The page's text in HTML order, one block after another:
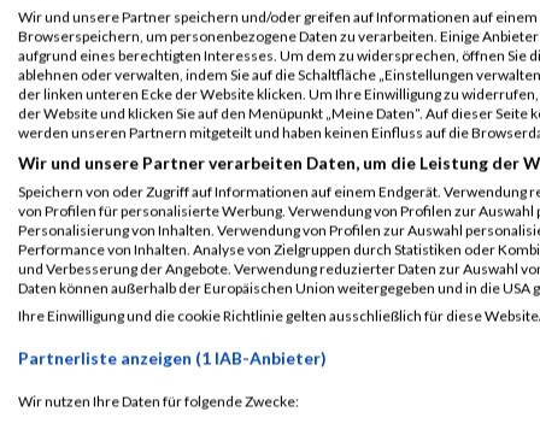
7889
Stephan Ströher
7937
Lisa-Marie Heissel
8114
Meike Rath
8232
Simon Von Der Kuhlen
8015
Jan Kuropka
8150
Armin Scheid
8026
Michaela Lehmann
7932
Monika Heiling
7906
Andreas Robeller
8068
Satu
Wir und unsere Partner speichern und/oder greifen auf Informationen auf einem
Browserspeichern, um personenbezogene Daten zu verarbeiten. Einige
aufgrund eines berechtigten Interesses. Um dem zu widersprechen, öffnen Sie
ablehnen oder verwalten, indem Sie auf die Schaltfläche „Einstellungen
der linken unteren Ecke der Website klicken. Um Ihre Einwilligung zu
der Website und klicken Sie auf den Menüpunkt „Meine Daten“. Auf dieser
werden unseren Partnern mitgeteilt und haben keinen Einfluss auf die
Wir und unsere Partner verarbeiten Daten, um die Leistung der
Speichern von oder Zugriff auf Informationen auf einem Endgerät. Verwendung
von Profilen für personalisierte Werbung. Verwendung von Profilen zur
Personalisierung von Inhalten. Verwendung von Profilen zur Auswahl
Performance von Inhalten. Analyse von Zielgruppen durch Statistiken oder
und Verbesserung der Angebote. Verwendung reduzierter Daten zur Auswahl
Daten können außerhalb der Europäischen Union weitergegeben und in die USA
Ihre Einwilligung und die cookie Richtlinie gelten ausschließlich für diese
Partnerliste anzeigen (1 IAB-Anbieter)
Wir nutzen Ihre Daten für folgende Zwecke: